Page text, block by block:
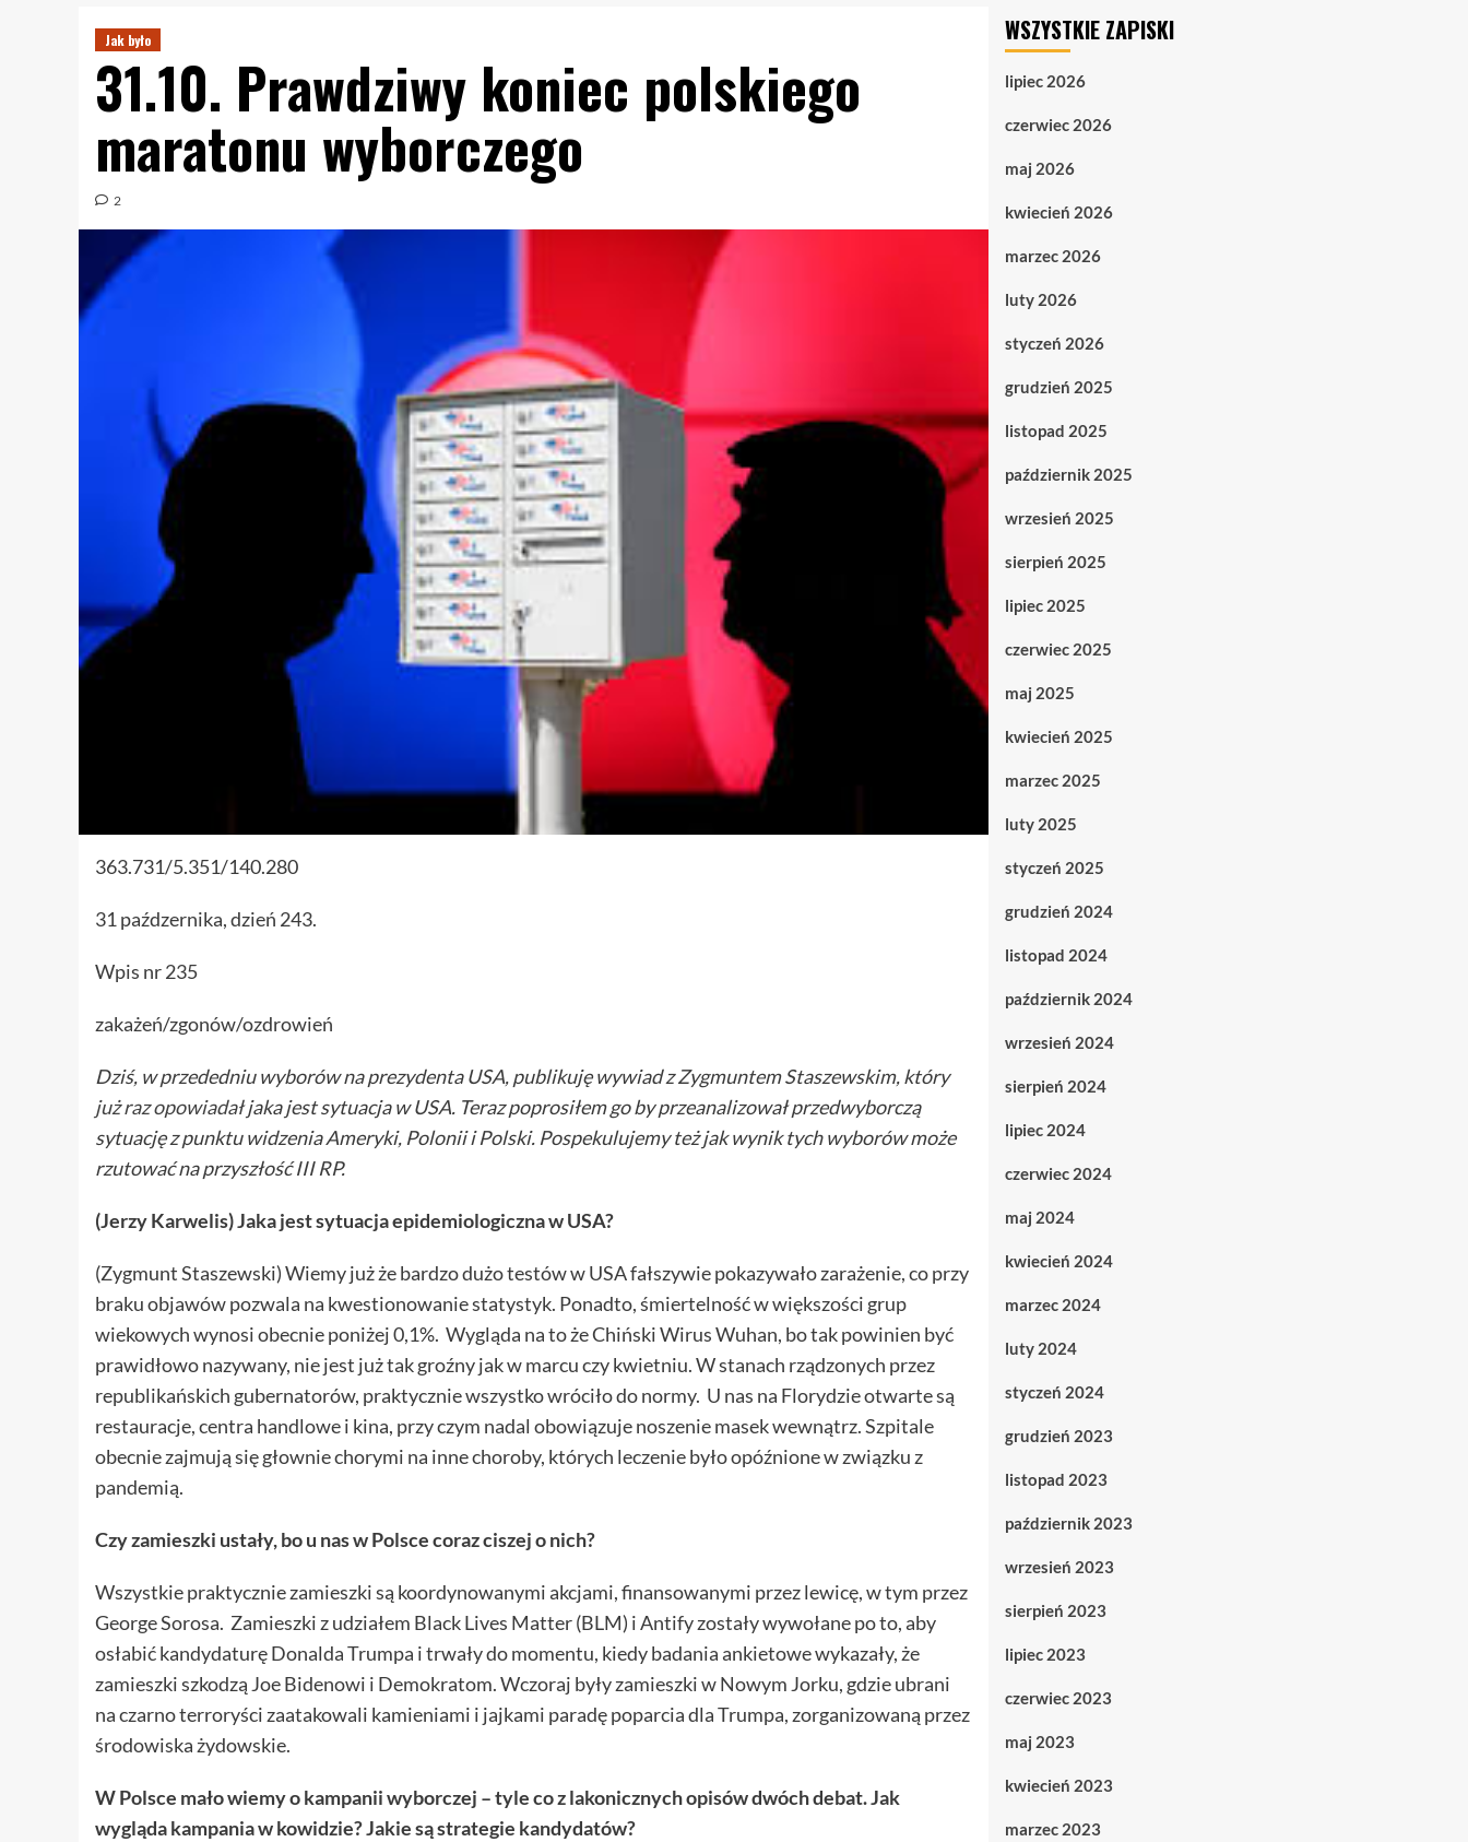
Jak było
31.10. Prawdziwy koniec polskiego
maratonu wyborczego
2
363.731/5.351/140.280
31 paźdzernika, dzień 243.
Wpis nr 235
zakażeń/zgonów/ozdrowień
Dziś, w przededniu wyborów na prezydenta USA, publikuję wywiad z Zygmuntem Staszewskim, który
już raz opowiadałjaka jest sytuacja w USA. Teraz poprosiłem go by przeanalizował przedwyborczą
sytuację z punktu widzenia Ameryki, Polonii i Polski. Pospekulujemy też jak wynik tych wyborów może
rzutować na przyszłość III RP.
(Jerzy Karwelis) Jaka jest sytuacja epidemiologiczna w USA?
(Zygmunt Staszewski) Wiemy już że bardzo dużo testów w USA fałszywie pokazywało zarażenie, co przy
braku objawów pozwala na kwestionowanie statystyk. Ponadto, śmiertelność w większości grup
wiekowych wynosi obecnie poniżej 0,1%. Wygląda na to że Chiński Wirus Wuhan, bo tak powinien być
prawidłowo nazywany, nie jest już tak groźny jak w marcu czy kwietniu. W stanach rządzonych przez
republikańskich gubernatorów, praktycznie wszystko wróciło do normy. U nas na Florydzie otwarte są
restauracje, centra handlowe i kina, przy czym nadal obowiązuje noszenie masek wewnątrz. Szpitale
obecnie zajmują się głownie chorymi na inne choroby, których leczenie było opóźnione w związku z
pandemią.
Czy zamieszki ustały, bo u nas w Polsce coraz ciszej o nich?
Wszystkie praktycznie zamieszki są koordynowanymi akcjami, finansowanymi przez lewicę, w tym przez
George Sorosa. Zamieszki z udziałem Black Lives Matter (BLM) i Antify zostały wywołane po to, aby
osłabić kandydaturę Donalda Trumpa i trwały do momentu, kiedy badania ankietowe wykazały, że
zamieszki szkodzą Joe Bidenowi i Demokratom. Wczoraj były zamieszki w Nowym Jorku, gdzie ubrani
na czarno terroryści zaatakowali kamieniami i jajkami paradę poparcia dla Trumpa, zorganizowaną przez
środowiska żydowskie.
W Polsce mało wiemy o kampanii wyborczej – tyle co z lakonicznych opisów dwóch debat. Jak
wygląda kampania w kowidzie? Jakie są strategie kandydatów?
WSZYSTKIE ZAPISKI
lipiec 2026
czerwiec 2026
maj 2026
kwiecień 2026
marzec 2026
luty 2026
styczeń 2026
grudzień 2025
listopad 2025
październik 2025
wrzesień 2025
sierpień 2025
lipiec 2025
czerwiec 2025
maj 2025
kwiecień 2025
marzec 2025
luty 2025
styczeń 2025
grudzień 2024
listopad 2024
październik 2024
wrzesień 2024
sierpień 2024
lipiec 2024
czerwiec 2024
maj 2024
kwiecień 2024
marzec 2024
luty 2024
styczeń 2024
grudzień 2023
listopad 2023
październik 2023
wrzesień 2023
sierpień 2023
lipiec 2023
czerwiec 2023
maj 2023
kwiecień 2023
marzec 2023